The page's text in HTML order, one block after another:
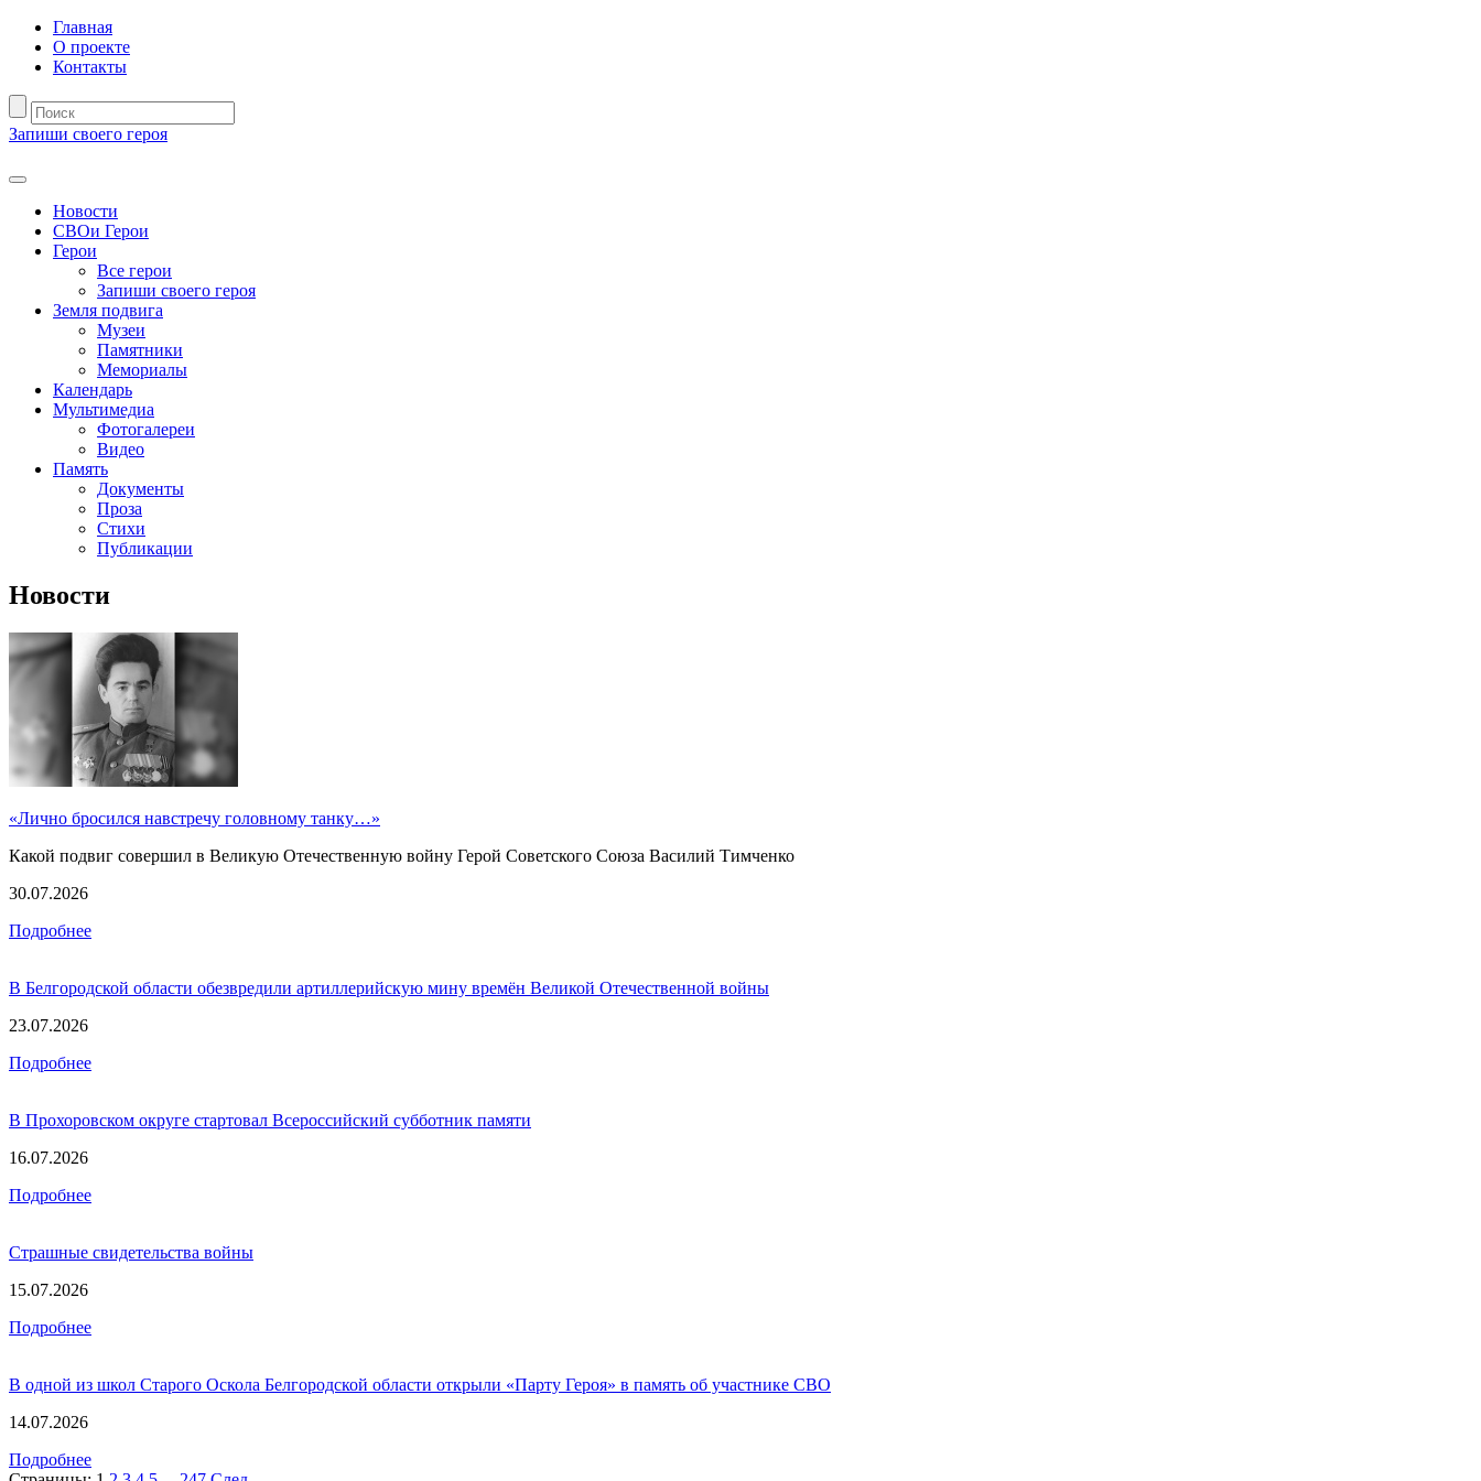
Главная
О проекте
Контакты
Запиши своего героя
Новости
СВОи Герои
Герои
Все герои
Запиши своего героя
Земля подвига
Музеи
Памятники
Мемориалы
Календарь
Мультимедиа
Фотогалереи
Видео
Память
Документы
Проза
Стихи
Публикации
Новости
«Лично бросился навстречу головному танку…»
Какой подвиг совершил в Великую Отечественную войну Герой Советского Союза Василий Тимченко
30.07.2026
Подробнее
В Белгородской области обезвредили артиллерийскую мину времён Великой Отечественной войны
23.07.2026
Подробнее
В Прохоровском округе стартовал Всероссийский субботник памяти
16.07.2026
Подробнее
Страшные свидетельства войны
15.07.2026
Подробнее
В одной из школ Старого Оскола Белгородской области открыли «Парту Героя» в память об участнике СВО
14.07.2026
Подробнее